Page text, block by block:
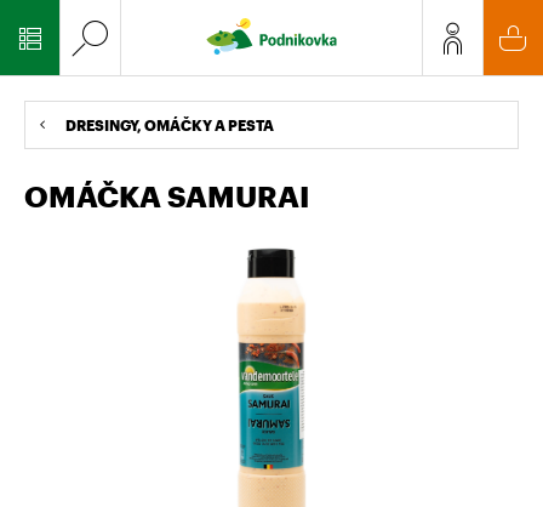
DRESINGY, OMÁČKY A PESTA
OMÁČKA SAMURAI